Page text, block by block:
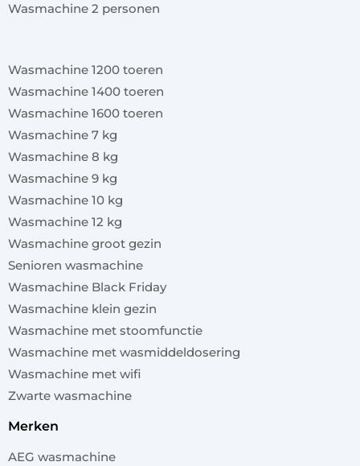
Wasmachine 2 personen
Wasmachine 1200 toeren
Wasmachine 1400 toeren
Wasmachine 1600 toeren
Wasmachine 7 kg
Wasmachine 8 kg
Wasmachine 9 kg
Wasmachine 10 kg
Wasmachine 12 kg
Wasmachine groot gezin
Senioren wasmachine
Wasmachine Black Friday
Wasmachine klein gezin
Wasmachine met stoomfunctie
Wasmachine met wasmiddeldosering
Wasmachine met wifi
Zwarte wasmachine
merken
AEG wasmachine